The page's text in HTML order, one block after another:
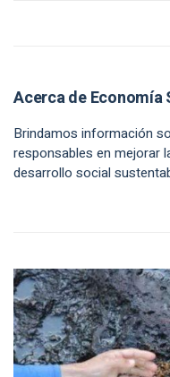
Acerca de Economía
Brindamos información
responsables en mejorar
desarrollo social